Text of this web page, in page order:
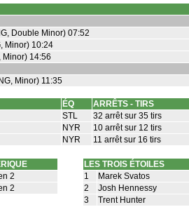
Double Minor) 07:52
Minor) 10:24
Minor) 14:56
Minor) 11:35
ÉQ
ARRÊTS - TIRS
STL
32 arrêt sur 35 tirs
NYR
10 arrêt sur 12 tirs
NYR 11 arrêt sur 16 tirs
2
2
LES TROIS ÉTOILES
1
Marek Svatos
2
Josh Hennessy
3
Trent Hunter